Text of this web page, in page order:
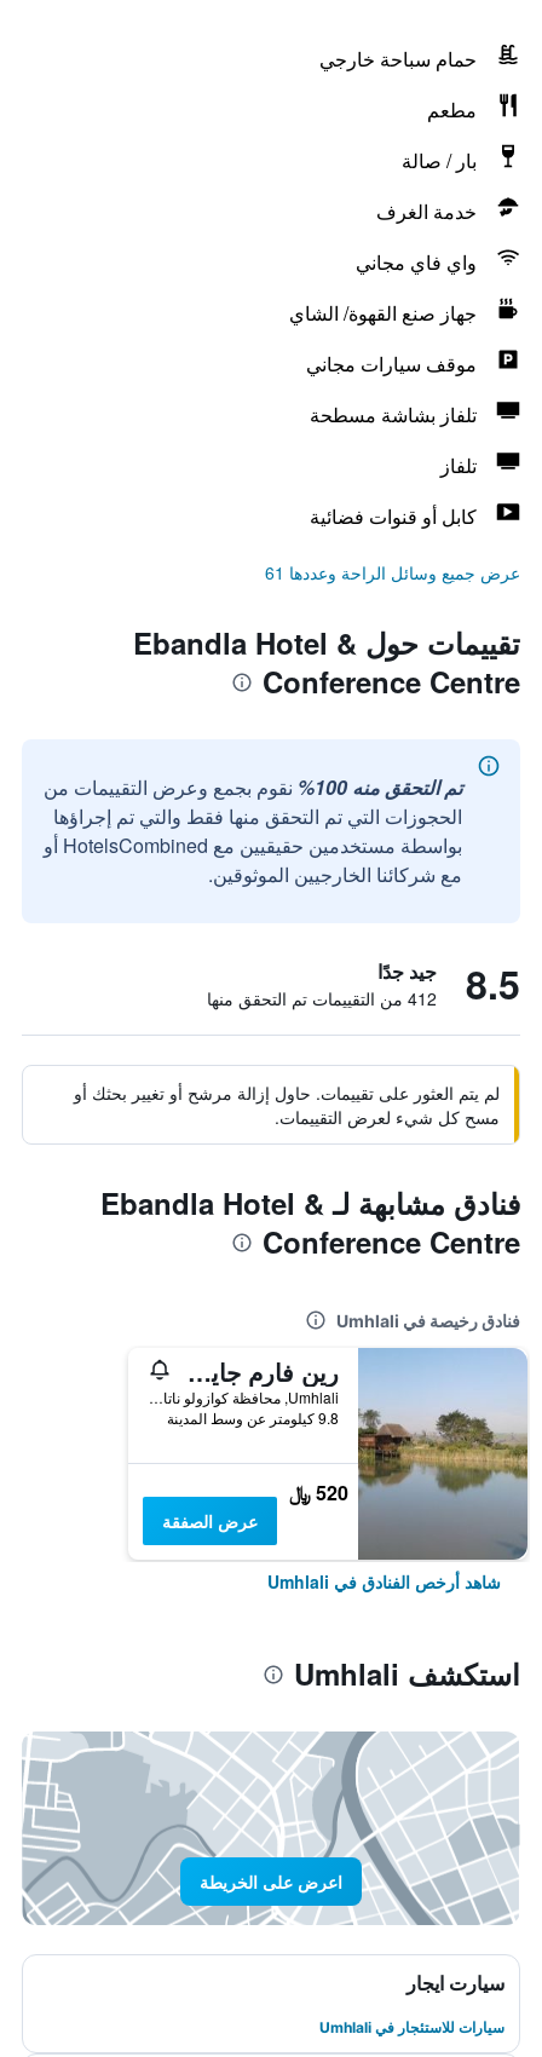
حمام سباحة خارجي
مطعم
بار / صالة
خدمة الغرف
واي فاي مجاني
جهاز صنع القهوة/ الشاي
موقف سيارات مجاني
تلفاز بشاشة مسطحة
تلفاز
كابل أو قنوات فضائية
عرض جميع وسائل الراحة وعددها 61
تقييمات حول Ebandla Hotel &
Conference Centre
تم التحقق منه 100%
نقوم بجمع وعرض التقييمات من
الحجوزات التي تم التحقق منها فقط والتي تم إجراؤها
بواسطة مستخدمين حقيقيين مع HotelsCombined أو
مع شركائنا الخارجيين الموثوقين.
8.5 جيد جدًا
412 من التقييمات تم التحقق منها
لم يتم العثور على تقييمات. حاول إزالة مرشح أو تغيير بحثك أو
مسح كل شيء لعرض التقييمات.
فنادق مشابهة لـ Ebandla Hotel &
Conference Centre
فنادق رخيصة في Umhlali
رين فارم جايم لودج
Umhlali, محافظة كوازولو ناتال, جنوب أفريقيا
9.8 كيلومتر عن وسط المدينة
520 ﷼
عرض الصفقة
شاهد أرخص الفنادق في Umhlali
استكشف Umhlali
اعرض على الخريطة
سيارت ايجار
سيارات للاستئجار في Umhlali